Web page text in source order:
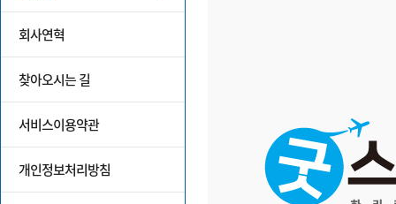
회사연혁
찾아오시는 길
서비스이용약관
개인정보처리방침